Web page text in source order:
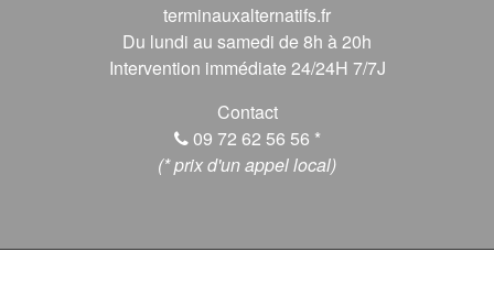
terminauxalternatifs.fr
Du lundi au samedi de 8h à 20h
Intervention immédiate 24/24H 7/7J
Contact
09 72 62 56 56 *
(* prix d'un appel local)